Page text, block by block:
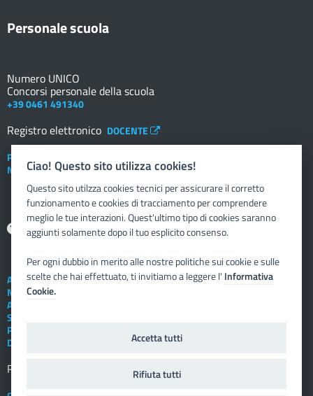
Personale scuola
Numero UNICO
Concorsi personale della scuola
+39 0461 491340
Registro elettronico DOCENTE
Posta elettronica istituzionale
Nuovo sportello dipendente
Aiuto
Assistenza tecnica
Note legali
Albo telematico
Social Media Policy
Privacy
Dichiarazione di accessibilità
Registro elettronico
FAMIGLIA
Ciao! Questo sito utilizza cookies!
Questo sito utilzza cookies tecnici per assicurare il corretto
funzionamento e cookies di tracciamento per comprendere
meglio le tue interazioni. Quest'ultimo tipo di cookies saranno
aggiunti solamente dopo il tuo esplicito consenso.
Per ogni dubbio in merito alle nostre politiche sui cookie e sulle
scelte che hai effettuato, ti invitiamo a leggere l' Informativa
Cookie.
Accetta tutti
Rifiuta tutti